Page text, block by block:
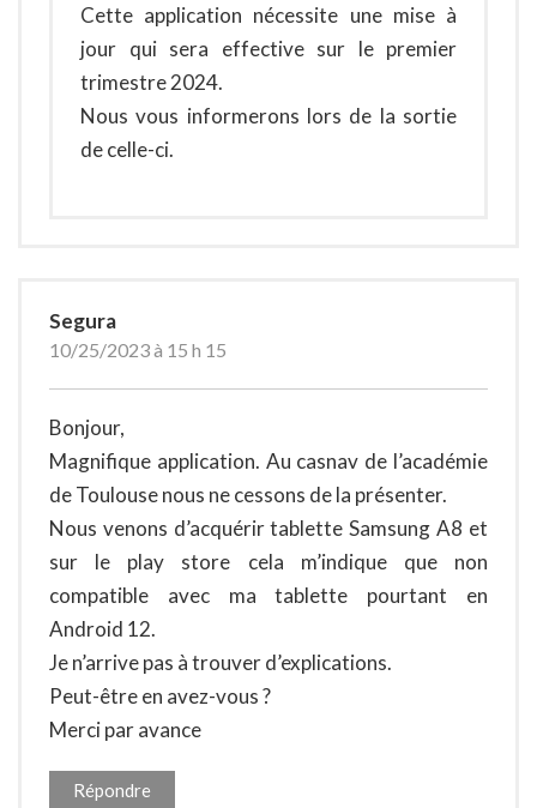
Cette application nécessite une mise à
jour qui sera effective sur le premier
trimestre 2024.
Nous vous informerons lors de la sortie
de celle-ci.
Segura
10/25/2023 à 15 h 15
Bonjour,
Magnifique application. Au casnav de l’académie
de Toulouse nous ne cessons de la présenter.
Nous venons d’acquérir tablette Samsung A8 et
sur le play store cela m’indique que non
compatible avec ma tablette pourtant en
Android 12.
Je n’arrive pas à trouver d’explications.
Peut-être en avez-vous ?
Merci par avance
Répondre